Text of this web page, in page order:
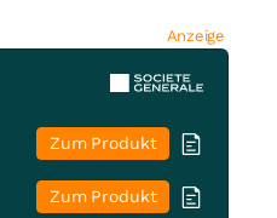
Anzeige
Zum Produkt
Zum Produkt